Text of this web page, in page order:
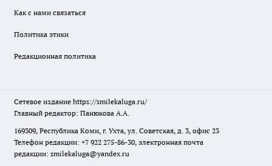
Как с нами связаться
Политика этики
Редакционная политика
Сетевое издание https://smilekaluga.ru/
Главный редактор: Панюкова А.А.
169309, Республика Коми, г. Ухта, ул. Советская, д. 3, офис 23
Телефон редакции: +7 922 275-86-30, электронная почта
редакции: smilekaluga@yandex.ru